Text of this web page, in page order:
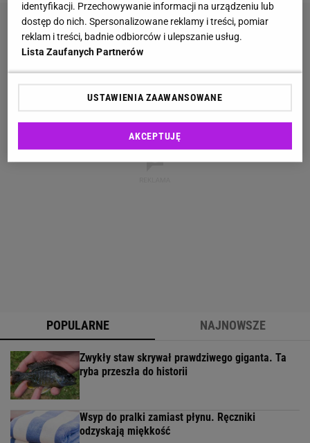
POPULARNE NAJNOWSZE
Zwykły staw skrywał prawdziwego giganta. Ta
ryba przeszła do historii
Wsyp do pralki zamiast płynu. Ręczniki
odzyskają miękkość
identyfikacji. Przechowywanie informacji na urządzeniu lub
dostęp do nich. Spersonalizowane reklamy i treści, pomiar
reklam i treści, badnie odbiorców i ulepszanie usług.
Lista Zaufanych Partnerów
USTAWIENIA ZAAWANSOWANE
AKCEPTUJĘ